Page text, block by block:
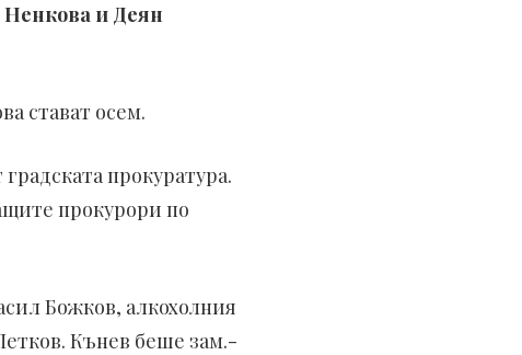
и Деян
стават осем.
прокуратура.
прокурори по
Божков, алкохолния
Кънев беше зам.-